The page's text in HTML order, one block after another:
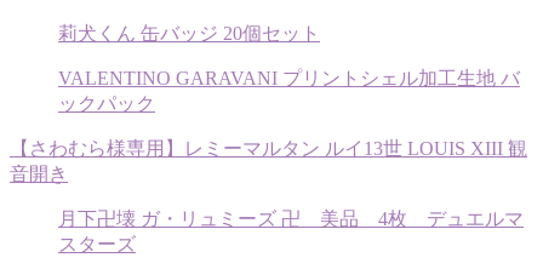
莉犬くん 缶バッジ 20個セット
VALENTINO GARAVANI プリントシェル加工生地 バ
ックパック
【さわむら様専用】レミーマルタン ルイ13世 LOUIS XIII 観
音開き
月下卍壊 ガ・リュミーズ 卍 美品 4枚 デュエルマ
スターズ